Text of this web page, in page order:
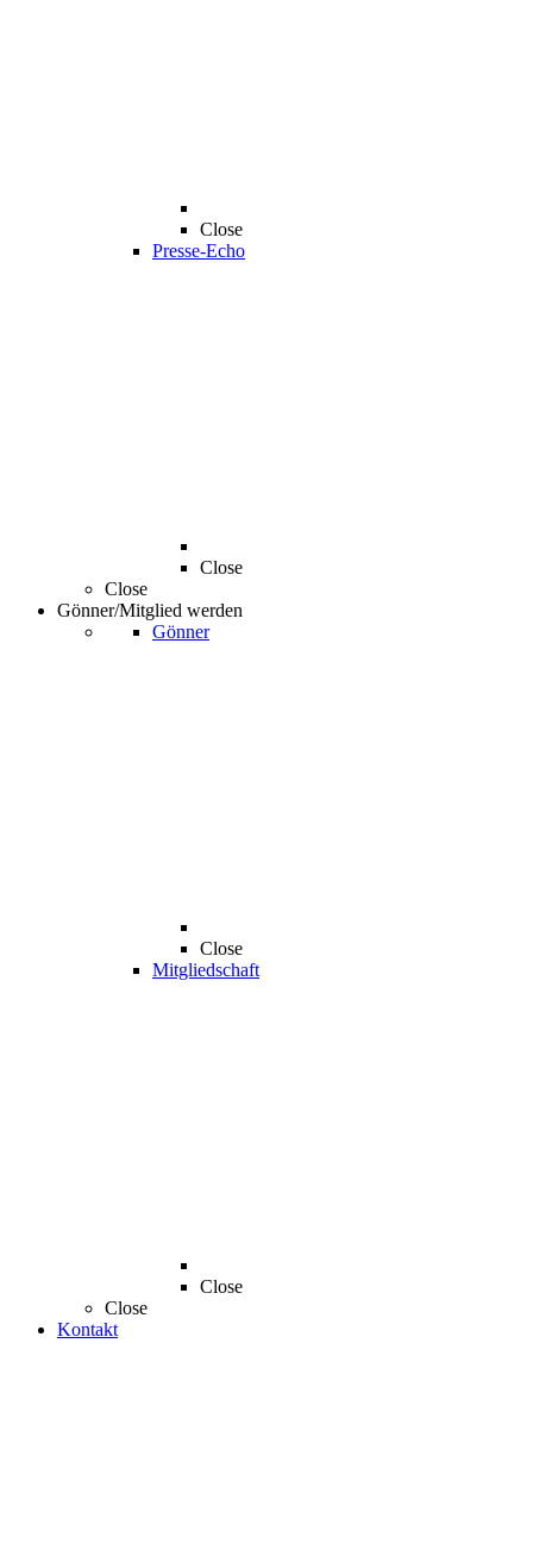
Close
Presse-Echo
Close
Close
Gönner/Mitglied werden
Gönner
Close
Mitgliedschaft
Close
Close
Kontakt